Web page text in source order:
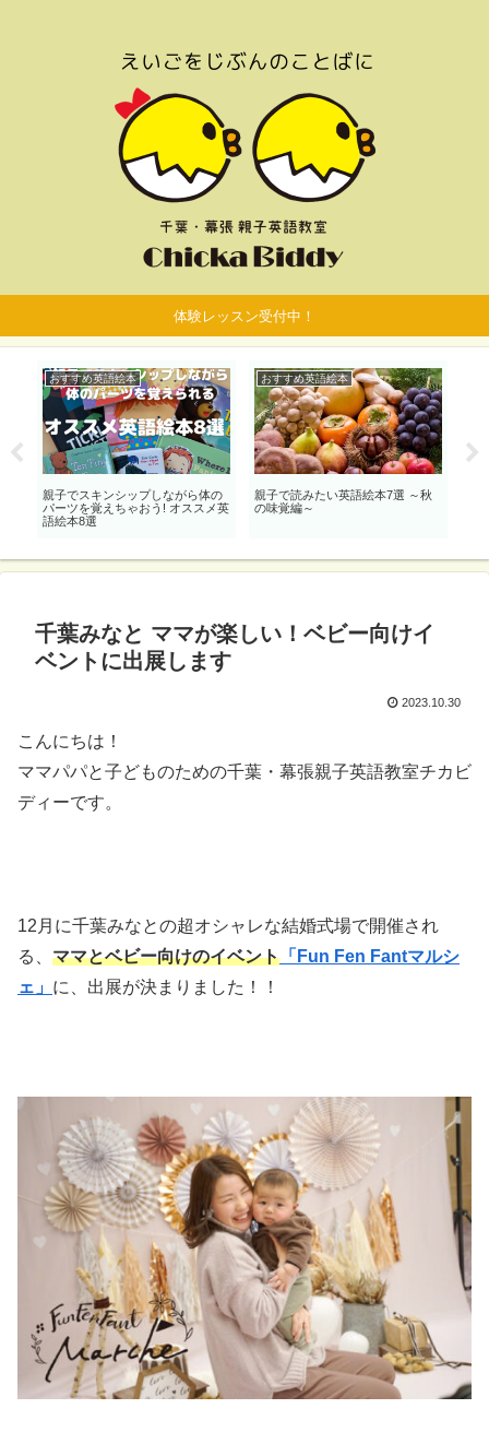
体験レッスン受付中！
おすすめ英語絵本
親子でスキンシップしながら体の
パーツを覚えちゃおう! オススメ英
語絵本8選
おすすめ英語絵本
親子で読みたい英語絵本7選 ～秋
の味覚編～
千葉みなと ママが楽しい！ベビー向けイ
ベントに出展します
2023.10.30
こんにちは！
ママパパと子どものための千葉・幕張親子英語教室チカビ
ディーです。
12月に千葉みなとの超オシャレな結婚式場で開催され
る、 ママとベビー向けのイベント 「Fun Fen Fantマルシ
ェ」 に、出展が決まりました！！